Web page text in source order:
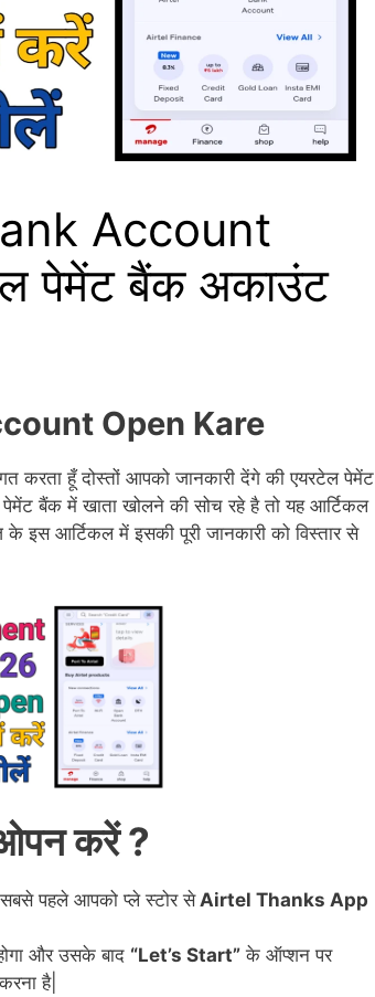
Account
पेमेंट बैंक अकाउंट
Open Kare
करता हूँ दोस्तों आपको जानकारी देंगे की एयरटेल पेमेंट
बैंक में खाता खोलने की सोच रहे है तो यह आर्टिकल
इस आर्टिकल में इसकी पूरी जानकारी को विस्तार से
करें ?
पहले आपको प्ले स्टोर सेAirtel Thanks App
और उसके बाद “Let’s Start” के ऑप्शन पर
है|